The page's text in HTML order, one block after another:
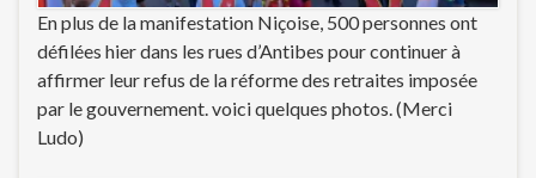
En plus de la manifestation Niçoise, 500 personnes ont
défilées hier dans les rues d’Antibes pour continuer à
affirmer leur refus de la réforme des retraites imposée
par le gouvernement. voici quelques photos. (Merci
Ludo)